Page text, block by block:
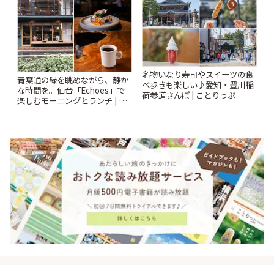
青葉通の緑を眺めながら、静か
な時間を。仙台「Echoes」で
楽しむモーニングとランチ | こ
名物いなり寿司やスイーツの食
べ歩きも楽しい♪愛知・豊川稲
荷参道さんぽ | ことりっぷ